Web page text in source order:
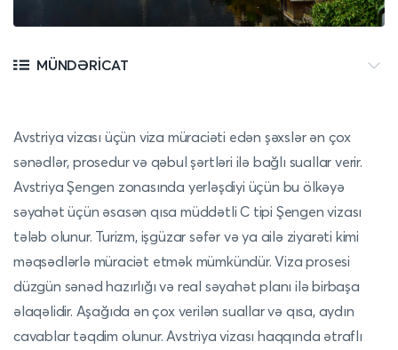
MÜNDƏRICAT
Avstriya vizası üçün viza müraciəti edən şəxslər ən çox
sənədlər, prosedur və qəbul şərtləri ilə bağlı suallar verir.
Avstriya Şengen zonasında yerləşdiyi üçün bu ölkəyə
səyahət üçün əsasən qısa müddətli C tipi Şengen vizası
tələb olunur. Turizm, işgüzar səfər və ya ailə ziyarəti kimi
məqsədlərlə müraciət etmək mümkündür. Viza prosesi
düzgün sənəd hazırlığı və real səyahət planı ilə birbaşa
əlaqəlidir. Aşağıda ən çox verilən suallar və qısa, aydın
cavablar təqdim olunur. Avstriya vizası haqqında ətraflı